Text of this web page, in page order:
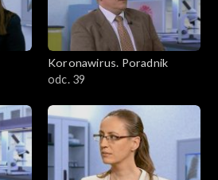
Koronawirus. Poradnik
odc. 39